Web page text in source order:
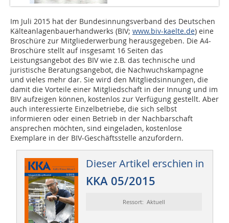
Im Juli 2015 hat der Bundesinnungsverband des Deutschen
Kälteanlagenbauerhandwerks (BIV; www.biv-kaelte.de) eine
Broschüre zur Mitgliederwerbung herausgegeben. Die A4-
Broschüre stellt auf insgesamt 16 Seiten das
Leistungsangebot des BIV wie z.B. das technische und
juristische Beratungsangebot, die Nachwuchskampagne
und vieles mehr dar. Sie wird den Mitgliedsinnungen, die
damit die Vorteile einer Mitgliedschaft in der Innung und im
BIV aufzeigen können, kostenlos zur Verfügung gestellt. Aber
auch interessierte Einzelbetriebe, die sich selbst
informieren oder einen Betrieb in der Nachbarschaft
ansprechen möchten, sind eingeladen, kostenlose
Exemplare in der BIV-Geschäftsstelle anzufordern.
Dieser Artikel erschien in
KKA 05/2015
Ressort: Aktuell